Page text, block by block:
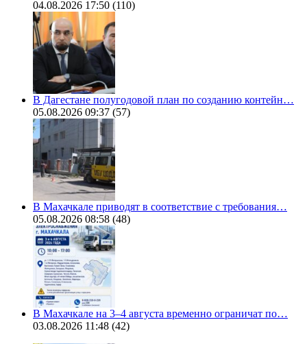
04.08.2026 17:50 (110)
В Дагестане полугодовой план по созданию контейн…
05.08.2026 09:37 (57)
В Махачкале приводят в соответствие с требования…
05.08.2026 08:58 (48)
В Махачкале на 3–4 августа временно ограничат по…
03.08.2026 11:48 (42)